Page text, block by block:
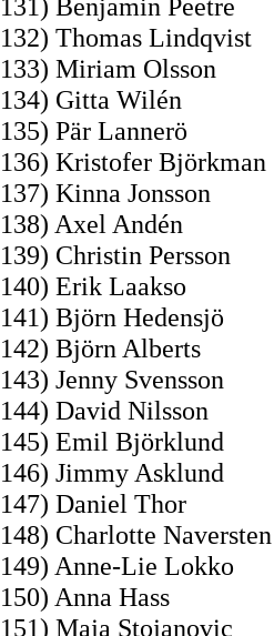
131) Benjamin Peetre
132) Thomas Lindqvist
133) Miriam Olsson
134) Gitta Wilén
135) Pär Lannerö
136) Kristofer Björkman
137) Kinna Jonsson
138) Axel Andén
139) Christin Persson
140) Erik Laakso
141) Björn Hedensjö
142) Björn Alberts
143) Jenny Svensson
144) David Nilsson
145) Emil Björklund
146) Jimmy Asklund
147) Daniel Thor
148) Charlotte Naversten
149) Anne-Lie Lokko
150) Anna Hass
151) Maja Stojanovic